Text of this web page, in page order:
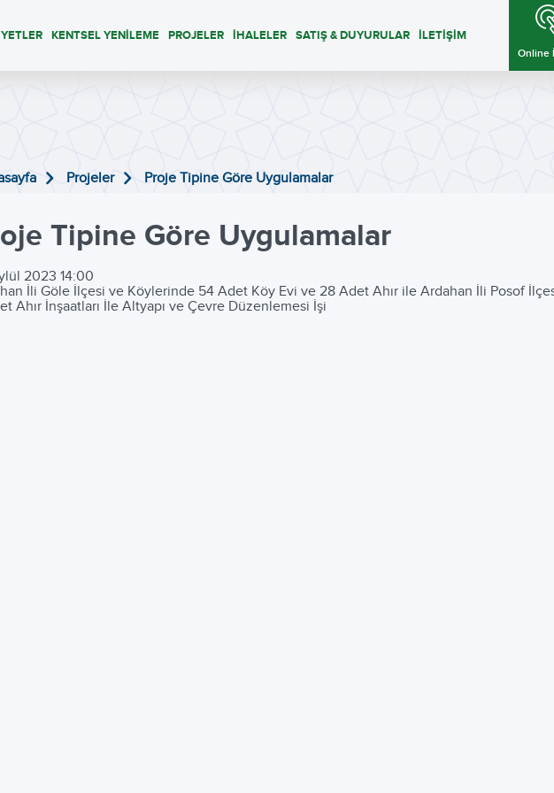
KENTSEL YENİLEME PROJELER İHALELER SATIŞ & DUYURULAR İLETİŞİM
Online
Projeler Proje Tipine Göre Uygulamalar
Tipine Göre Uygulamalar
2023 14:00
İli Göle İlçesi ve Köylerinde 54 Adet Köy Evi ve 28 Adet Ahır ile Ardahan İli Posof
Ahır İnşaatları İle Altyapı ve Çevre Düzenlemesi İşi